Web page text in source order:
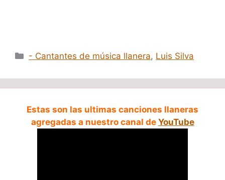
Categorías
- Cantantes de música llanera, Luis Silva
Estas son las ultimas canciones llaneras
agregadas a nuestro canal de YouTube